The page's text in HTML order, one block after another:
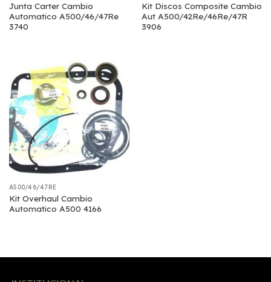
Junta Carter Cambio
Automatico A500/46/47Re
3740
Kit Discos Composite Cambio
Aut A500/42Re/46Re/47R
3906
A500/46/47RE
Kit Overhaul Cambio
Automatico A500 4166